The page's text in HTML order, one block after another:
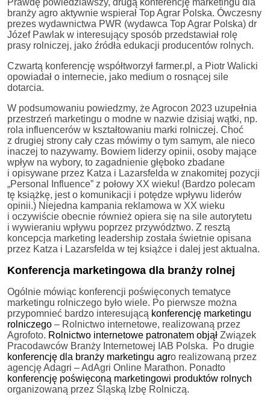
Prawdę powiedziawszy, drugą konferencję marketingu dla
branży agro aktywnie wspierał Top Agrar Polska. Ówczesny
prezes wydawnictwa PWR (wydawca Top Agrar Polska) dr
Józef Pawlak w interesujący sposób przedstawiał rolę
prasy rolniczej, jako źródła edukacji producentów rolnych.
Czwartą konferencję współtworzył farmer.pl, a Piotr Walicki
opowiadał o internecie, jako medium o rosnącej sile
dotarcia.
W podsumowaniu powiedzmy, że Agrocon 2023 uzupełnia
przestrzeń marketingu o modne w nazwie dzisiaj wątki, np.
rola influencerów w kształtowaniu marki rolniczej. Choć
z drugiej strony cały czas mówimy o tym samym, ale nieco
inaczej to nazywamy. Bowiem liderzy opinii, osoby mające
wpływ na wybory, to zagadnienie głęboko zbadane
i opisywane przez Katza i Lazarsfelda w znakomitej pozycji
„Personal Influence” z połowy XX wieku! (Bardzo polecam
tę książkę, jest o komunikacji i potędze wpływu liderów
opinii.) Niejedna kampania reklamowa w XX wieku
i oczywiście obecnie również opiera się na sile autorytetu
i wywieraniu wpływu poprzez przywództwo. Z resztą
koncepcja marketing leadership została świetnie opisana
przez Katza i Lazarsfelda w tej książce i dalej jest aktualna.
Konferencja marketingowa dla branży rolnej
Ogólnie mówiąc konferencji poświęconych tematyce
marketingu rolniczego było wiele. Po pierwsze można
przypomnieć bardzo interesującą konferencję marketingu
rolniczego – Rolnictwo internetowe, realizowaną przez
Agrofoto. Rolnictwo internetowe patronatem objął Związek
Pracodawców Branży Internetowej IAB Polska. Po drugie
konferencję dla branży marketingu agro realizowaną przez
agencję Adagri – AdAgri Online Marathon. Ponadto
konferencję poświęconą marketingowi produktów rolnych
organizowaną przez Śląską Izbę Rolniczą.